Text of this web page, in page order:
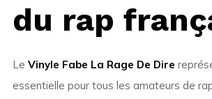
du rap
Le Vinyle Fabe La Rage De Dire
essentielle pour tous les amateurs de